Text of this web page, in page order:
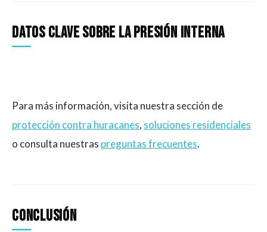
Datos clave sobre la presión interna
Para más información, visita nuestra sección de
protección contra huracanes, soluciones residenciales
o consulta nuestras preguntas frecuentes.
Conclusión